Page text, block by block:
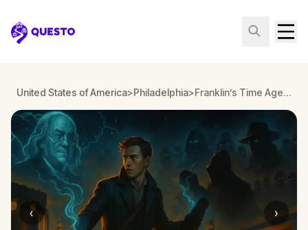
Questo
United States of America>Philadelphia> Franklin’s Time Agents: Founding Philly
‹ ›